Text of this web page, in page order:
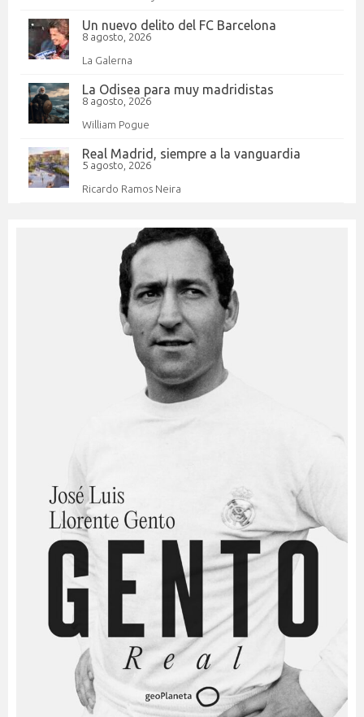
Un nuevo delito del FC Barcelona
8 agosto, 2026
La Galerna
La Odisea para muy madridistas
8 agosto, 2026
William Pogue
Real Madrid, siempre a la vanguardia
5 agosto, 2026
Ricardo Ramos Neira